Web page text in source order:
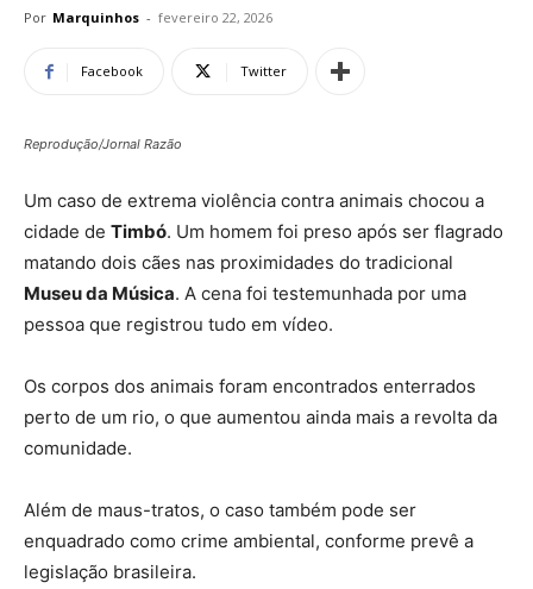
Por Marquinhos - fevereiro 22, 2026
Facebook Twitter
Reprodução/Jornal Razão
Um caso de extrema violência contra animais chocou a
cidade de Timbó. Um homem foi preso após ser flagrado
matando dois cães nas proximidades do tradicional
Museu da Música. A cena foi testemunhada por uma
pessoa que registrou tudo em vídeo.
Os corpos dos animais foram encontrados enterrados
perto de um rio, o que aumentou ainda mais a revolta da
comunidade.
Além de maus-tratos, o caso também pode ser
enquadrado como crime ambiental, conforme prevê a
legislação brasileira.